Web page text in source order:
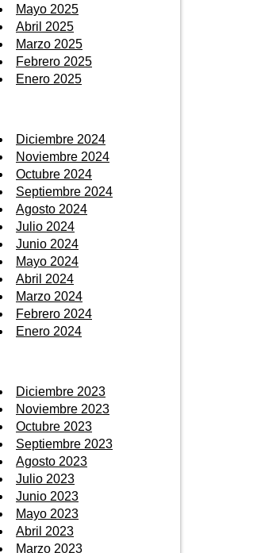
Mayo 2025
Abril 2025
Marzo 2025
Febrero 2025
Enero 2025
Diciembre 2024
Noviembre 2024
Octubre 2024
Septiembre 2024
Agosto 2024
Julio 2024
Junio 2024
Mayo 2024
Abril 2024
Marzo 2024
Febrero 2024
Enero 2024
Diciembre 2023
Noviembre 2023
Octubre 2023
Septiembre 2023
Agosto 2023
Julio 2023
Junio 2023
Mayo 2023
Abril 2023
Marzo 2023